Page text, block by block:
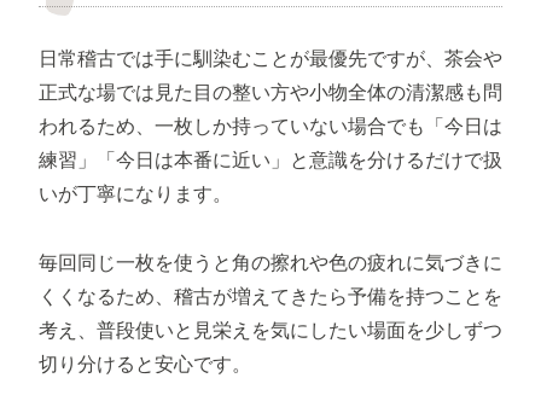
日常稽古では手に馴染むことが最優先ですが、茶会や
正式な場では見た目の整い方や小物全体の清潔感も問
われるため、一枚しか持っていない場合でも「今日は
練習」「今日は本番に近い」と意識を分けるだけで扱
いが丁寧になります。
毎回同じ一枚を使うと角の擦れや色の疲れに気づきに
くくなるため、稽古が増えてきたら予備を持つことを
考え、普段使いと見栄えを気にしたい場面を少しずつ
切り分けると安心です。